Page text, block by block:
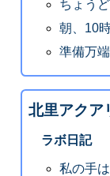
ちょう
朝、10
準備万
北里アクア
ラボ日記
私の手